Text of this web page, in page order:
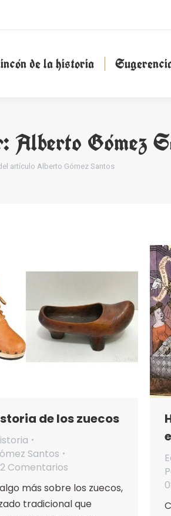
de la historia
Alberto Gómez
artículo Alberto Gómez Santos
de los zuecos
Santos
2 Comentarios
más sobre los zuecos,
tradicional que
de la historia